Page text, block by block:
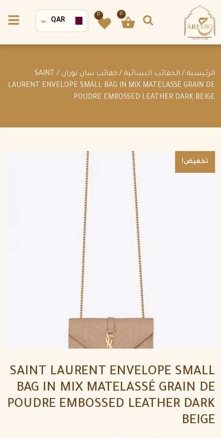
0
0
QAR
الرئيسية / الحقائب النسائية / حقائب سان لوران
/ SAINT
LAURENT ENVELOPE SMALL BAG IN MIX MATELASSÉ GRAIN DE
POUDRE EMBOSSED LEATHER DARK BEIGE
تخفيض!
SAINT LAURENT ENVELOPE SMALL
BAG IN MIX MATELASSÉ GRAIN DE
POUDRE EMBOSSED LEATHER DARK
BEIGE